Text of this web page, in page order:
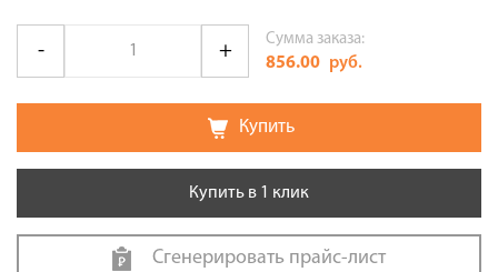
Сумма заказа:
856.00 руб.
Купить
Купить в 1 клик
Сгенерировать прайс-лист